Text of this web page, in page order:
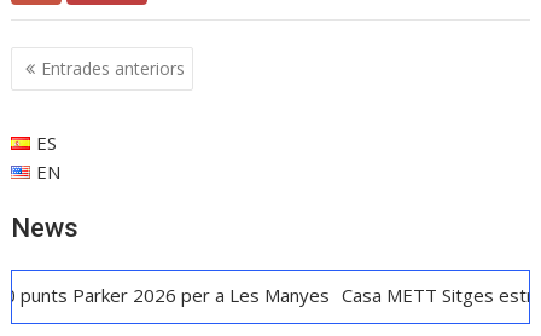
Navegació
d'entrades
Entrades anteriors
ES
EN
News
2026 per a Les Manyes Casa METT Sitges estrena